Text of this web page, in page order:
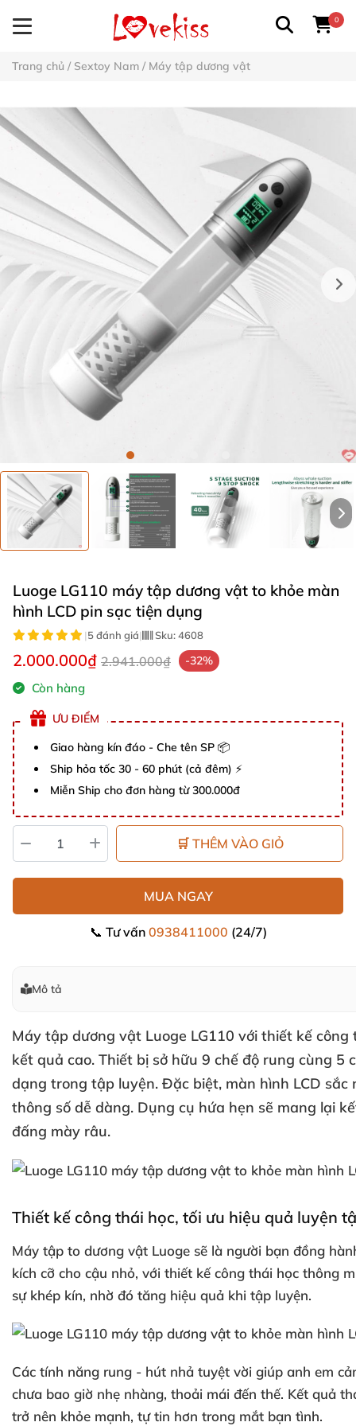
0
Trang chủ / Sextoy Nam / Máy tập dương vật
Luoge LG110 máy tập dương vật to khỏe màn
hình LCD pin sạc tiện dụng
|5 đánh giá| Sku:4608
2.000.000₫ 2.941.000₫ -32%
Còn hàng
ƯU ĐIỂM
Giao hàng kín đáo - Che tên SP 📦
Ship hỏa tốc 30 - 60 phút (cả đêm) ⚡
Miễn Ship cho đơn hàng từ 300.000đ
🛒 THÊM VÀO GIỎ
MUA NGAY
📞 Tư vấn 0938411000 (24/7)
Mô tả
Máy tập dương vật Luoge LG110 với thiết kế công
kết quả cao. Thiết bị sở hữu 9 chế độ rung cùng 5
dạng trong tập luyện. Đặc biệt, màn hình LCD
thông số dễ dàng. Dụng cụ hứa hẹn sẽ mang lại
đấng mày râu.
Thiết kế công thái học, tối ưu hiệu quả luyện
Máy tập to dương vật Luoge sẽ là người bạn đồng
kích cỡ cho cậu nhỏ, với thiết kế công thái học thông
sự khép kín, nhờ đó tăng hiệu quả khi tập luyện.
Các tính năng rung - hút nhả tuyệt vời giúp anh em
chưa bao giờ nhẹ nhàng, thoải mái đến thế. Kết quả
trở nên khỏe mạnh, tự tin hơn trong mắt bạn tình.